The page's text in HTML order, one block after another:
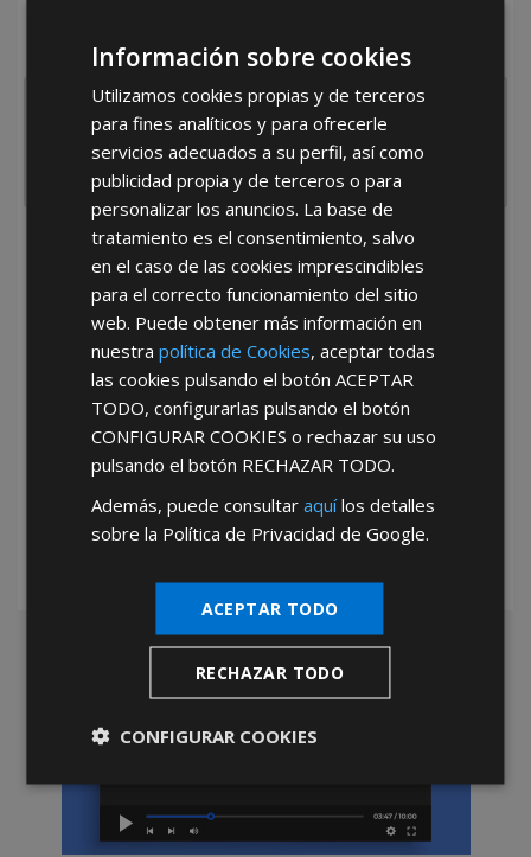
España
Portugal Otros
He leído y acepto laPolítica de Privacidad
*Abstenerse particulares, sólo venta a tiendas y empresas minoristas y
Información sobre cookies
Utilizamos cookies propias y de terceros
para fines analíticos y para ofrecerle
servicios adecuados a su perfil, así como
publicidad propia y de terceros o para
personalizar los anuncios. La base de
tratamiento es el consentimiento, salvo
en el caso de las cookies imprescindibles
para el correcto funcionamiento del sitio
web. Puede obtener más información en
nuestrapolítica de Cookies, aceptar todas
las cookies pulsando el botónACEPTAR
TODO, configurarlas pulsando el botón
CONFIGURAR COOKIES o rechazar su uso
pulsando el botón RECHAZAR TODO.
Además, puede consultaraquílos detalles
sobre la Política de Privacidad de Google.
ACEPTAR TODO
RECHAZAR TODO
CONFIGURAR COOKIES